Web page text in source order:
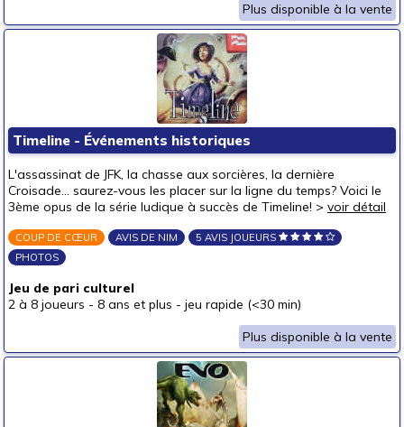
Plus disponible à la vente
Timeline - Événements historiques
L'assassinat de JFK, la chasse aux sorcières, la dernière
Croisade... saurez-vous les placer sur la ligne du temps? Voici le
3ème opus de la série ludique à succès de Timeline! > voir détail
COUP DE CŒUR AVIS DE NIM
5 AVIS JOUEURS
PHOTOS
Jeu de pari culturel
2 à 8 joueurs - 8 ans et plus - jeu rapide (<30 min)
Plus disponible à la vente